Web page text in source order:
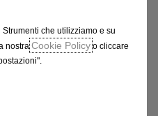
tua auto usata online e
informazioni necessarie,
via e-mail. Il preventivo
che utilizziamo e su
nostraCookie Policyo cliccare